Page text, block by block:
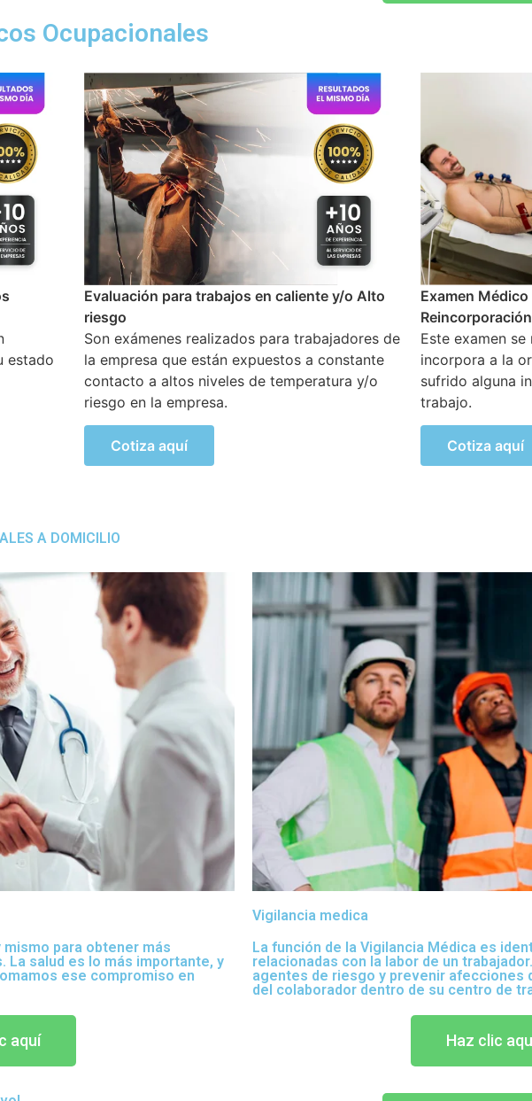
Ocupacionales
Alto
de
y/o
Examen Médico Ocupacional de
Reincorporación Laboral
Este examen se realiza al colaborador que se
incorpora a la organización luego de haber
sufrido alguna incapacidad temporal propia del
trabajo.
Cotiza aquí
Examen Médico
puesto en el
Se lleva a cabo
empresa realiza
áreas a cargo,
actividades de
Cotiza aquí
A DOMICILIO
para obtener más
La salud es lo más importante, y
ese compromiso en
aquí
Vigilancia medica
La función de la Vigilancia Médica es
relacionadas con la labor de un
agentes de riesgo y prevenir afecciones
del colaborador dentro de su centro de
Haz clic